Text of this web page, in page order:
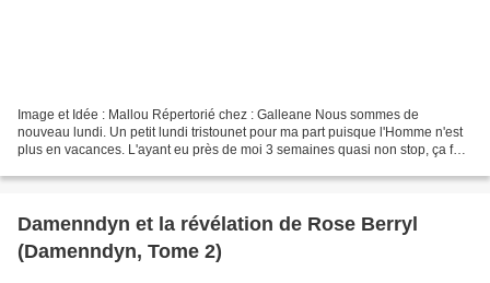
Image et Idée : Mallou Répertorié chez : Galleane Nous sommes de
nouveau lundi. Un petit lundi tristounet pour ma part puisque l'Homme n'est
plus en vacances. L'ayant eu près de moi 3 semaines quasi non stop, ça fait
Damenndyn et la révélation de Rose Berryl
(Damenndyn, Tome 2)